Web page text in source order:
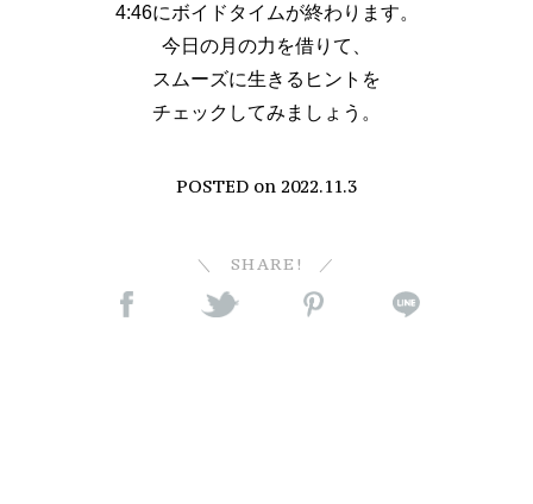
4:46にボイドタイムが終わります。
今日の月の力を借りて、
スムーズに生きるヒントを
チェックしてみましょう。
POSTED on 2022.11.3
SHARE!